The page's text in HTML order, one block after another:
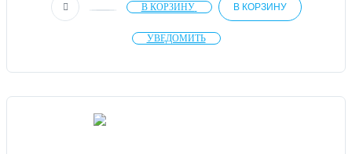
В КОРЗИНУ В КОРЗИНУ
УВЕДОМИТЬ